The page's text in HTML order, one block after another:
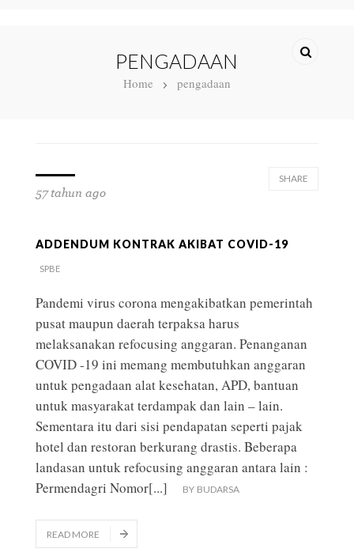
PENGADAAN
Home pengadaan
57 tahun ago
SHARE
ADDENDUM KONTRAK AKIBAT COVID-19
SPBE
Pandemi virus corona mengakibatkan pemerintah
pusat maupun daerah terpaksa harus
melaksanakan refocusing anggaran. Penanganan
COVID -19 ini memang membutuhkan anggaran
untuk pengadaan alat kesehatan, APD, bantuan
untuk masyarakat terdampak dan lain – lain.
Sementara itu dari sisi pendapatan seperti pajak
hotel dan restoran berkurang drastis. Beberapa
landasan untuk refocusing anggaran antara lain :
Permendagri Nomor[...] BY BUDARSA
READ MORE